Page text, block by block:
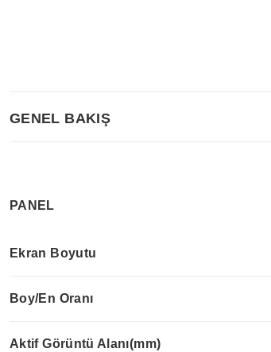
GENEL BAKIŞ
PANEL
Ekran Boyutu
Boy/En Oranı
Aktif Görüntü Alanı(mm)